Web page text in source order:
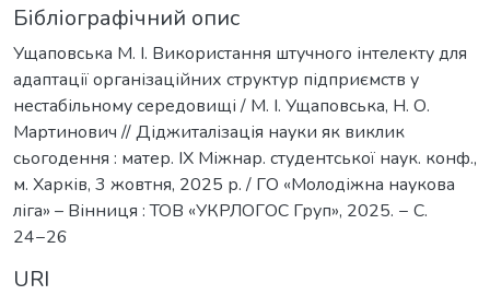
Бібліографічний опис
Ущаповська М. І. Використання штучного інтелекту для
адаптації організаційних структур підприємств у
нестабільному середовищі / М. І. Ущаповська, Н. О.
Мартинович // Діджиталізація науки як виклик
сьогодення : матер. IX Міжнар. студентської наук. конф.,
м. Харків, 3 жовтня, 2025 р. / ГО «Молодіжна наукова
ліга» – Вінниця : ТОВ «УКРЛОГОС Груп», 2025. − С.
24−26
URI